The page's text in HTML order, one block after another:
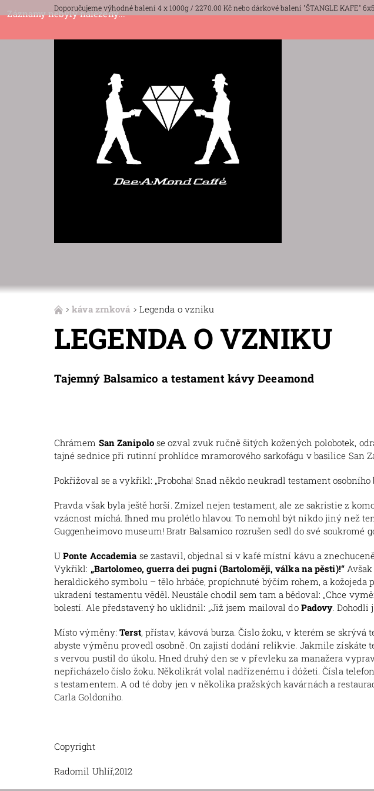
Doporučujeme výhodné balení 4 x 1000g / 2270.00 Kč nebo dárkové balení "ŠTANGLE KAFE"
káva zrnková Legenda o vzniku
LEGENDA O VZNIKU
Tajemný Balsamico a testament kávy Deeamond
Chrámem San Zanipolose ozval zvuk ručně šitých kožených polobotek,
tajné sednice při rutinní prohlídce mramorového sarkofágu v basilice San
Pokřižoval se a vykřikl: „Proboha! Snad někdo neukradl testament osobního
Pravda však byla ještě horší. Zmizel nejen testament, ale ze sakristie z
vzácnost míchá. Ihned mu prolétlo hlavou: To nemohl být nikdo jiný než
Guggenheimovo museum! Bratr Balsamico rozrušen sedl do své soukromé
U Ponte Accademiase zastavil, objednal si v kafé místní kávu a
Vykřikl: „Bartolomeo, guerra dei pugni (Bartoloměji, válka na pěsti)!“Avšak
heraldického symbolu – tělo hrbáče, propíchnuté býčím rohem, a
ukradení testamentu věděl. Neustále chodil sem tam a bědoval: „Chce
bolestí. Ale představený ho uklidnil: „Již jsem mailoval do Padovy. Dohodli
Místo výměny:Terst, přístav, kávová burza. Číslo žoku, v kterém se
abyste výměnu provedl osobně. On zajistí dodání relikvie. Jakmile získáte
s vervou pustil do úkolu. Hned druhý den se v převleku za manažera
nepřicházelo číslo žoku. Několikrát volal nadřízenému i dóžeti. Čísla
s testamentem. A od té doby jen v několika pražských kavárnách a
Carla Goldoniho.
Copyright
Radomil Uhlíř,2012
Záznamy nebyly nalezeny...